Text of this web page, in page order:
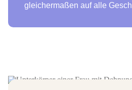
gleichermaßen auf alle